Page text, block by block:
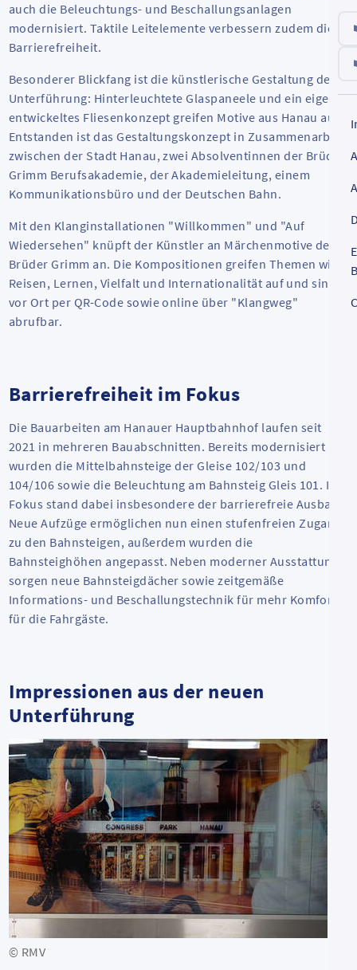
auch die Beleuchtungs- und Beschallungsanlagen
modernisiert. Taktile Leitelemente verbessern zudem die
Barrierefreiheit.
Besonderer Blickfang ist die künstlerische Gestaltung der
Unterführung: Hinterleuchtete Glaspaneele und ein eigens
entwickeltes Fliesenkonzept greifen Motive aus Hanau auf.
Entstanden ist das Gestaltungskonzept in Zusammenarbeit
zwischen der Stadt Hanau, zwei Absolventinnen der Brüder
Grimm Berufsakademie, der Akademieleitung, einem
Kommunikationsbüro und der Deutschen Bahn.
Mit den Klanginstallationen "Willkommen" und "Auf
Wiedersehen" knüpft der Künstler an Märchenmotive der
Brüder Grimm an. Die Kompositionen greifen Themen wie
Reisen, Lernen, Vielfalt und Internationalität auf und sind
vor Ort per QR-Code sowie online über "Klangweg"
abrufbar.
Barrierefreiheit im Fokus
Die Bauarbeiten am Hanauer Hauptbahnhof laufen seit
2021 in mehreren Bauabschnitten. Bereits modernisiert
wurden die Mittelbahnsteige der Gleise 102/103 und
104/106 sowie die Beleuchtung am Bahnsteig Gleis 101. Im
Fokus stand dabei insbesondere der barrierefreie Ausbau:
Neue Aufzüge ermöglichen nun einen stufenfreien Zugang
zu den Bahnsteigen, außerdem wurden die
Bahnsteighöhen angepasst. Neben moderner Ausstattung
sorgen neue Bahnsteigdächer sowie zeitgemäße
Informations- und Beschallungstechnik für mehr Komfort
für die Fahrgäste.
Impressionen aus der neuen
Unterführung
© RMV